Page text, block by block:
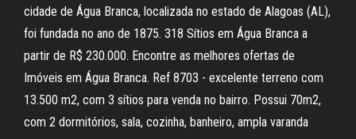
cidade de Água Branca, localizada no estado de Alagoas (AL),
foi fundada no ano de 1875. 318 Sítios em Água Branca a
partir de R$ 230.000. Encontre as melhores ofertas de
Imóveis em Água Branca. Ref 8703 - excelente terreno com
13.500 m2, com 3 sítios para venda no bairro. Possui 70m2,
com 2 dormitórios, sala, cozinha, banheiro, ampla varanda